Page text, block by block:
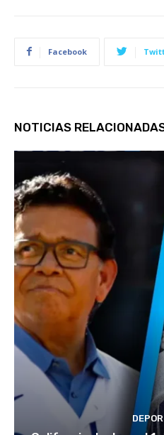
Facebook
NOTICIAS